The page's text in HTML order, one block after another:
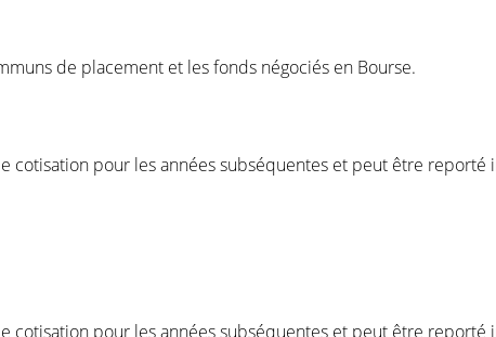
de placement et les fonds négociés en Bourse.
cotisation pour les années subséquentes et peut être
cotisation pour les années subséquentes et peut être